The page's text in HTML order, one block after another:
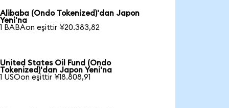
Alibaba (Ondo Tokenized)'dan Japon
Yeni'na
1 BABAon eşittir ¥20.383,82
United States Oil Fund (Ondo
Tokenized)'dan Japon Yeni'na
1 USOon eşittir ¥18.808,91